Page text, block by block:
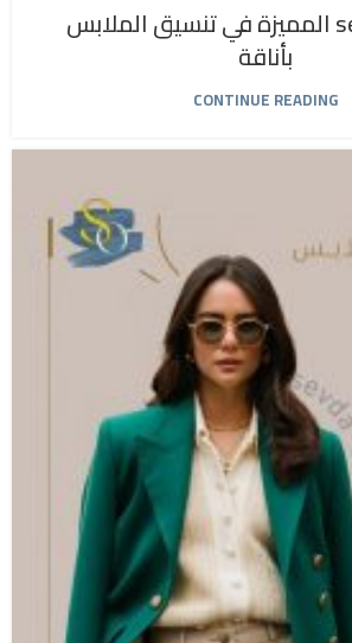
طريقة sevda المميزة في تنسيق الملابس
بأناقة
CONTINUE READING